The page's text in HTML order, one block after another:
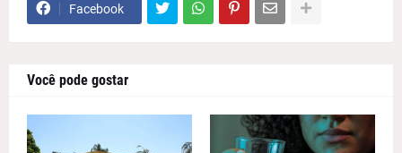
Facebook
Você pode gostar